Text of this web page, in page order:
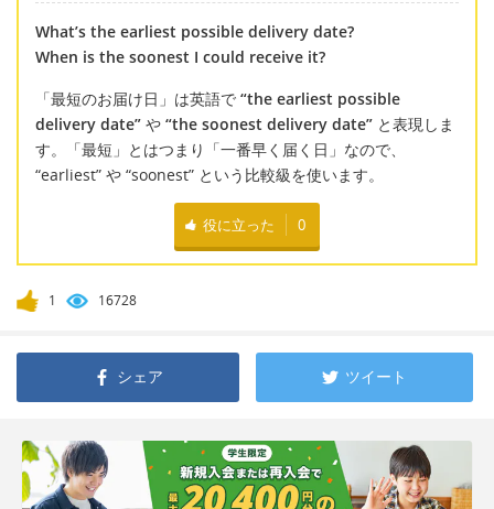
What’s the earliest possible delivery date?
When is the soonest I could receive it?
「最短のお届け日」は英語で “the earliest possible
delivery date” や “the soonest delivery date” と表現しま
す。「最短」とはつまり「一番早く届く日」なので、
“earliest” や “soonest” という比較級を使います。
役に立った 0
1 16728
シェア ツイート